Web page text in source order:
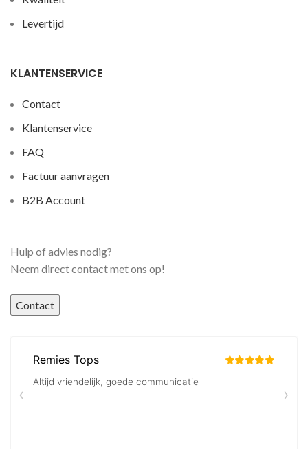
Levertijd
KLANTENSERVICE
Contact
Klantenservice
FAQ
Factuur aanvragen
B2B Account
Hulp of advies nodig?
Neem direct contact met ons op!
Contact